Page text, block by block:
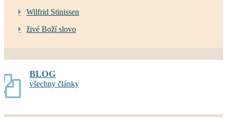
Wilfrid Stinissen
živé Boží slovo
BLOG
všechny články